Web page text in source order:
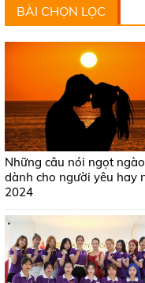
BÀI CHỌN LỌC
Những câu nói ngọt ngào
dành cho người yêu hay
2024